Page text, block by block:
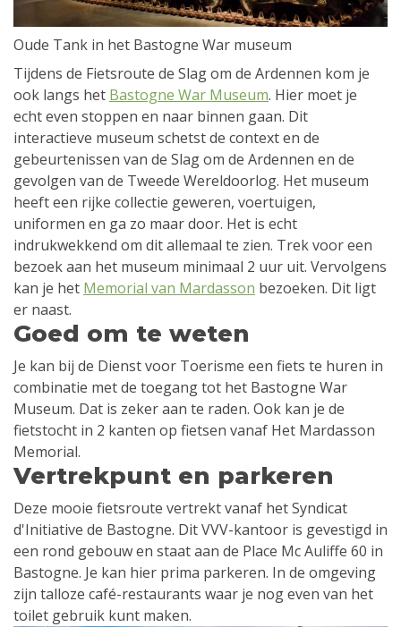
Oude Tank in het Bastogne War museum
Tijdens de Fietsroute de Slag om de Ardennen kom je
ook langs het Bastogne War Museum. Hier moet je
echt even stoppen en naar binnen gaan. Dit
interactieve museum schetst de context en de
gebeurtenissen van de Slag om de Ardennen en de
gevolgen van de Tweede Wereldoorlog. Het museum
heeft een rijke collectie geweren, voertuigen,
uniformen en ga zo maar door. Het is echt
indrukwekkend om dit allemaal te zien. Trek voor een
bezoek aan het museum minimaal 2 uur uit. Vervolgens
kan je het Memorial van Mardasson bezoeken. Dit ligt
er naast.
Goed om te weten
Je kan bij de Dienst voor Toerisme een fiets te huren in
combinatie met de toegang tot het Bastogne War
Museum. Dat is zeker aan te raden. Ook kan je de
fietstocht in 2 kanten op fietsen vanaf Het Mardasson
Memorial.
Vertrekpunt en parkeren
Deze mooie fietsroute vertrekt vanaf het Syndicat
d'Initiative de Bastogne. Dit VVV-kantoor is gevestigd in
een rond gebouw en staat aan de Place Mc Auliffe 60 in
Bastogne. Je kan hier prima parkeren. In de omgeving
zijn talloze café-restaurants waar je nog even van het
toilet gebruik kunt maken.